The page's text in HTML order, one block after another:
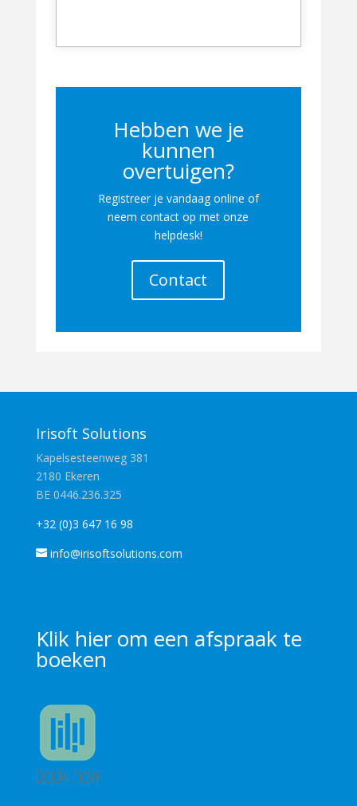
Hebben we je
kunnen
overtuigen?
Registreer je vandaag online of
neem contact op met onze
helpdesk!
Contact
Irisoft Solutions
Kapelsesteenweg 381
2180 Ekeren
BE 0446.236.325
+32 (0)3 647 16 98
info@irisoftsolutions.com
Klik hierom een afspraak te
boeken